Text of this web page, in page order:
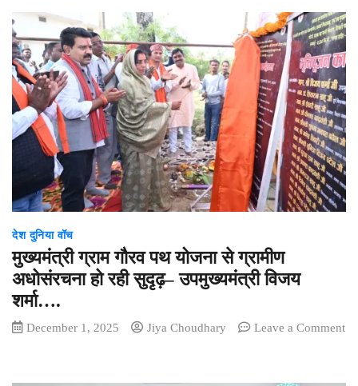
मैत्रीबाग
में
कम
हुआ
सफेद
बाघों
का
बाघिन
की
मौत,
जानें
किस
वजह
से
देश दुनिया वॉच
मुख्यमंत्री ग्राम गौरव पथ योजना से ग्रामीण
अधोसंरचना हो रही सुदृढ़– उपमुख्यमंत्री विजय
शर्मा….
December 1, 2025 Jiya Choudhary
Leave a Comment